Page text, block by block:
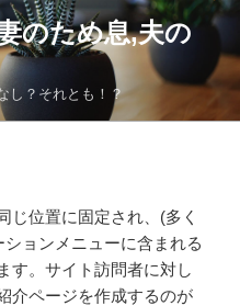
のため息,夫の
し？それとも！？
じ位置に固定され、(多く
ョンメニューに含まれる
す。サイト訪問者に対し
介ページを作成するのが